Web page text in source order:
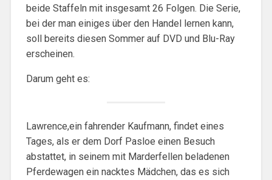
beide Staffeln mit insgesamt 26 Folgen. Die Serie,
bei der man einiges über den Handel lernen kann,
soll bereits diesen Sommer auf DVD und Blu-Ray
erscheinen.
Darum geht es:
Lawrence,ein fahrender Kaufmann, findet eines
Tages, als er dem Dorf Pasloe einen Besuch
abstattet, in seinem mit Marderfellen beladenen
Pferdewagen ein nacktes Mädchen, das es sich